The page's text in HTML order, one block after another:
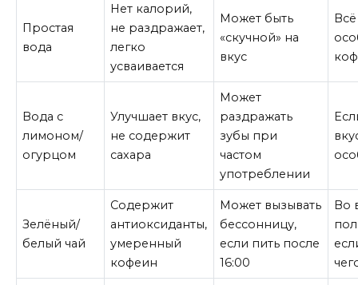
Простая
вода
Нет калорий,
не раздражает,
легко
усваивается
Может быть
«скучной» на
вкус
Вода с
лимоном/
огурцом
Улучшает вкус,
не содержит
сахара
Может
раздражать
зубы при
частом
употреблении
Зелёный/
белый чай
Содержит
антиоксиданты,
умеренный
кофеин
Может вызывать
бессонницу,
если пить после
16:00
Во